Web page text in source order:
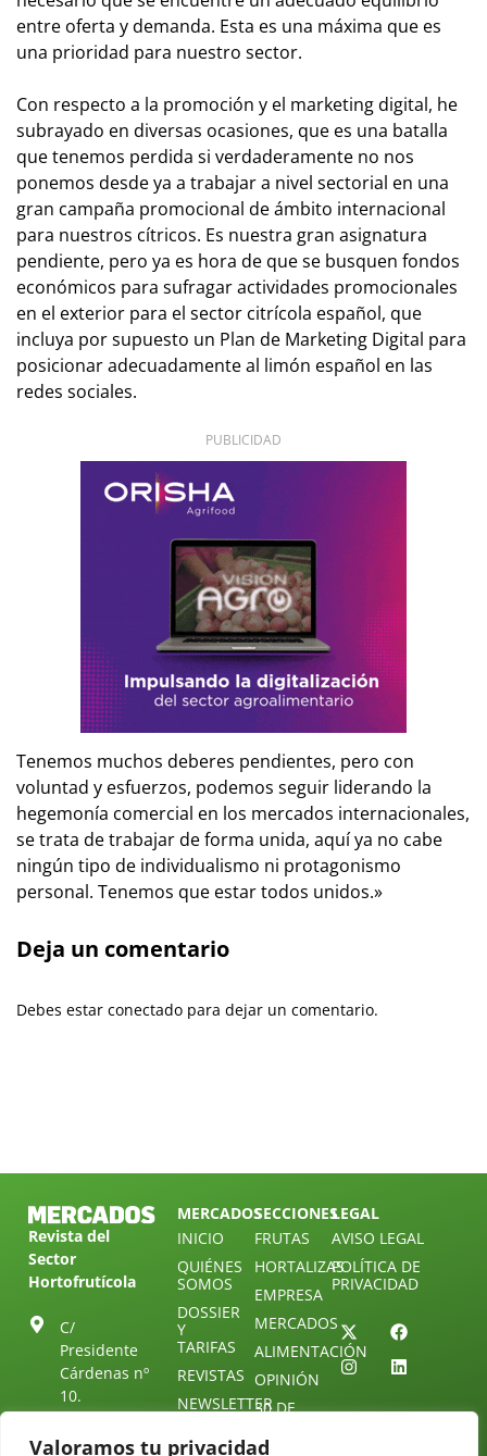
Valoramos tu privacidad
entre oferta y demanda. Esta es una máxima que es
una prioridad para nuestro sector.
Con respecto a la promoción y el marketing digital, he
subrayado en diversas ocasiones, que es una batalla
que tenemos perdida si verdaderamente no nos
ponemos desde ya a trabajar a nivel sectorial en una
gran campaña promocional de ámbito internacional
para nuestros cítricos. Es nuestra gran asignatura
pendiente, pero ya es hora de que se busquen fondos
económicos para sufragar actividades promocionales
en el exterior para el sector citrícola español, que
incluya por supuesto un Plan de Marketing Digital para
posicionar adecuadamente al limón español en las
redes sociales.
PUBLICIDAD
Tenemos muchos deberes pendientes, pero con
voluntad y esfuerzos, podemos seguir liderando la
hegemonía comercial en los mercados internacionales,
se trata de trabajar de forma unida, aquí ya no cabe
ningún tipo de individualismo ni protagonismo
personal. Tenemos que estar todos unidos.»
Deja un comentario
Debes estar conectado para dejar un comentario.
Revista del
Sector
Hortofrutícola
C/
Presidente
Cárdenas nº
10.
Sevilla.
MERCADOS
INICIO
QUIÉNES
SOMOS
DOSSIER
Y
TARIFAS
REVISTAS
NEWSLETTER
SECCIONES
FRUTAS
HORTALIZAS
EMPRESA
MERCADOS
ALIMENTACIÓN
OPINIÓN
30 DE
LEGAL
AVISO LEGAL
POLÍTICA DE
PRIVACIDAD